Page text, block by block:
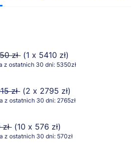
zł (1 x 5410 zł)
z ostatnich 30 dni: 5350zł
zł (2 x 2795 zł)
z ostatnich 30 dni: 2765zł
zł (10 x 576 zł)
z ostatnich 30 dni: 570zł